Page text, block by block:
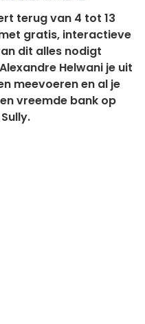
terug van 4 tot 13
gratis, interactieve
dit alles nodigt
Helwani je uit
meevoeren en al je
vreemde bank op